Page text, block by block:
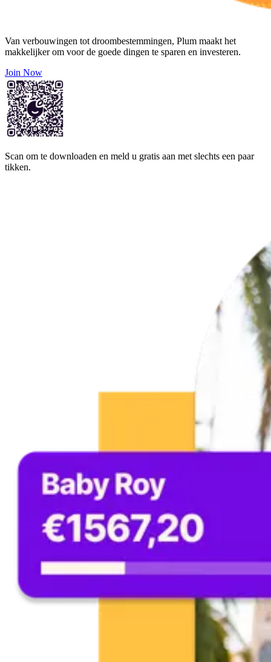
Van verbouwingen tot droombestemmingen, Plum maakt het
makkelijker om voor de goede dingen te sparen en investeren.
Join Now
Scan om te downloaden en meld u gratis aan met slechts een paar
tikken.